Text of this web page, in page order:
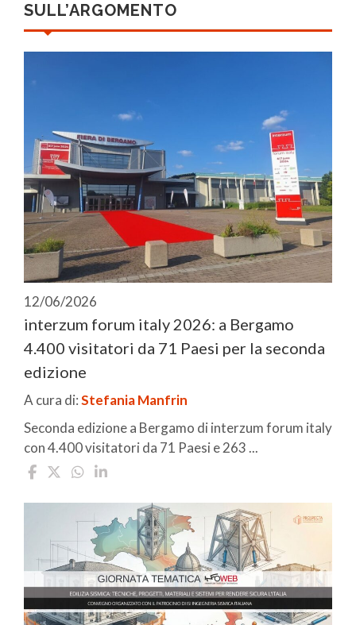
SULL’ARGOMENTO
12/06/2026
interzum forum italy 2026: a Bergamo
4.400 visitatori da 71 Paesi per la seconda
edizione
A cura di:Stefania Manfrin
Seconda edizione a Bergamo di interzum forum italy
con 4.400 visitatori da 71 Paesi e 263 ...